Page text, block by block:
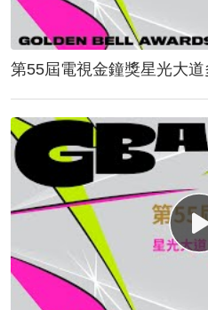
第55屆電視金鐘獎星光大